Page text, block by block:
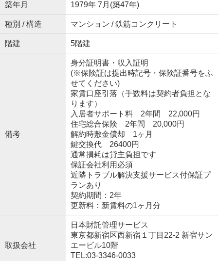
築年月 1979年 7月(築47年)
種別 / 構造 マンション / 鉄筋コンクリート
階建 5階建
備考
身分証明書・収入証明
(※保険証は提出時記号・保険証番号をふ
せてください)
家賃口座引落（手数料は契約者負担とな
ります）
入居者サポート料 2年間 22,000円
住宅総合保険 2年間 20,000円
解約時敷金償却 1ヶ月
鍵交換代 26400円
通常損耗は貸主負担です
保証会社利用必須
近隣トラブル解決支援サービス付保証プ
ランあり
契約期間：2年
更新料：新賃料の1ヶ月分
取扱会社
日本財託管理サービス
東京都新宿区西新宿１丁目22-2 新宿サン
エービル10階
TEL:03-3346-0033